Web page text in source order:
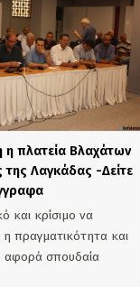
πλατεία Βλαχάτων
της Λαγκάδας -Δείτε
και κρίσιμο να
πραγματικότητα και
αφορά σπουδαία